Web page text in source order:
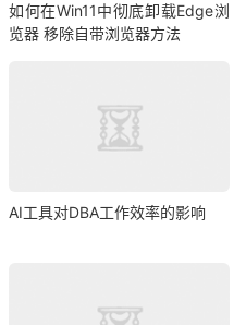
如何在Win11中彻底卸载Edge浏
览器 移除自带浏览器方法
AI工具对DBA工作效率的影响